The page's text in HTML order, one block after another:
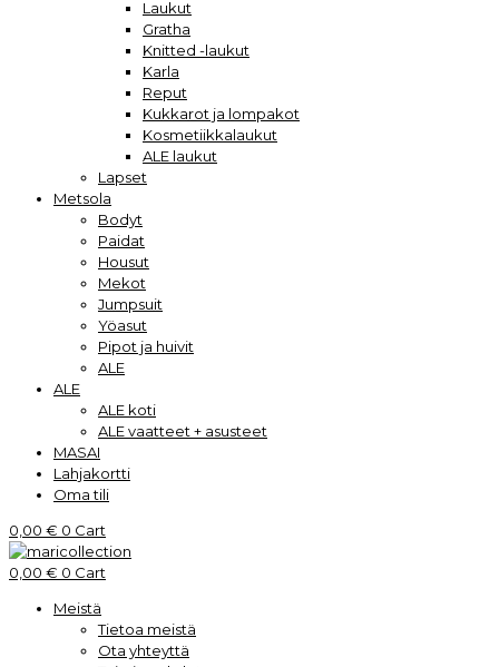
Laukut
Gratha
Knitted -laukut
Karla
Reput
Kukkarot ja lompakot
Kosmetiikkalaukut
ALE laukut
Lapset
Metsola
Bodyt
Paidat
Housut
Mekot
Jumpsuit
Yöasut
Pipot ja huivit
ALE
ALE
ALE koti
ALE vaatteet + asusteet
MASAI
Lahjakortti
Oma tili
0,00 € 0 Cart
0,00 € 0 Cart
Meistä
Tietoa meistä
Ota yhteyttä